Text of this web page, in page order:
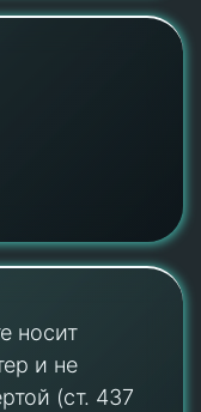
носит
и не
(ст. 437